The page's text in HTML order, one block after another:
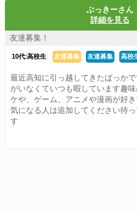
ぶっきーさん
詳細を見る
友達募集！
10代:高校生 友達募集 友達募集 高校
最近高知に引っ越してきたばっか
がいなくていつも暇しています趣味
ケや、ゲーム、アニメや漫画が好き
気になる人は追加してください待っ
す